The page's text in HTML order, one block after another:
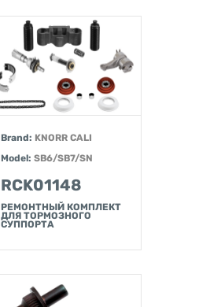
Brand: KNORR CALI
Model: SB6/SB7/SN
RCK01148
РЕМОНТНЫЙ КОМПЛЕКТ
ДЛЯ ТОРМОЗНОГО
СУППОРТА